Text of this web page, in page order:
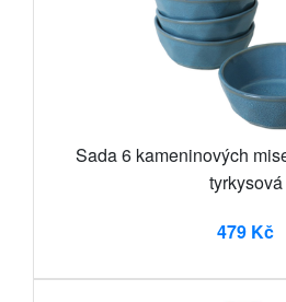
Sada 6 kameninových
tyrkysová
479 Kč